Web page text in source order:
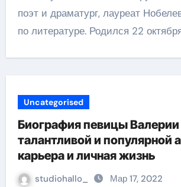
поэт и драматург, лауреат
по литературе. Родился 22
Uncategorised
Биография певицы
талантливой и популярной
карьера и личная жизнь
studiohallo_ Мар 17, 2022